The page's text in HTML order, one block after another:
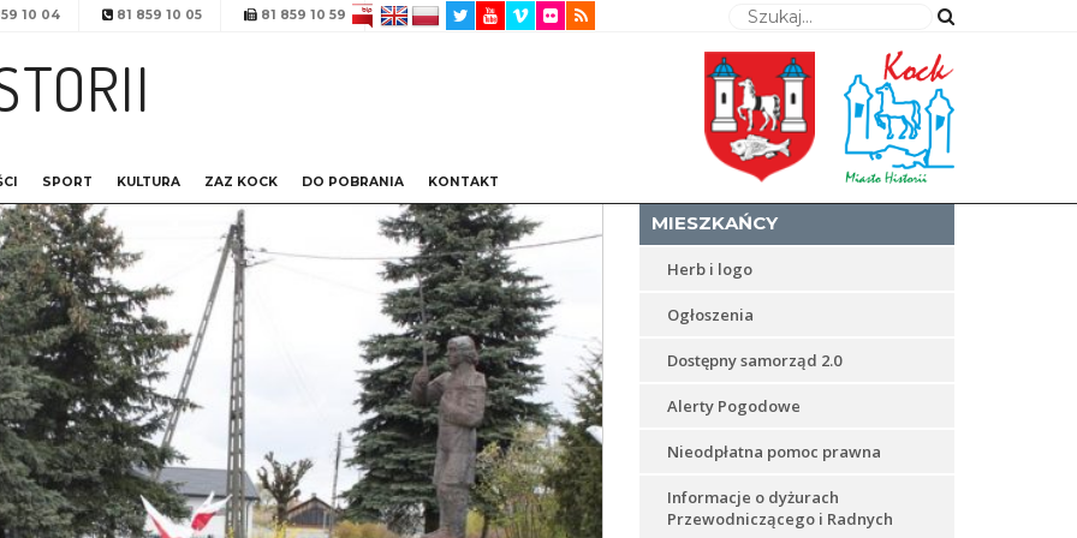
10 04 81 859 10 05 81 859 10 59 Wyszukaj
SPORT KULTURA ZAZ KOCK DO POBRANIA KONTAKT
MIESZKAŃCY
Herb i logo
Ogłoszenia
Dostępny samorząd 2.0
Alerty Pogodowe
Nieodpłatna pomoc prawna
Informacje o dyżurach
Przewodniczącego i Radnych